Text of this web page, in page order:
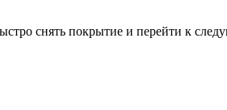
снять покрытие и перейти к